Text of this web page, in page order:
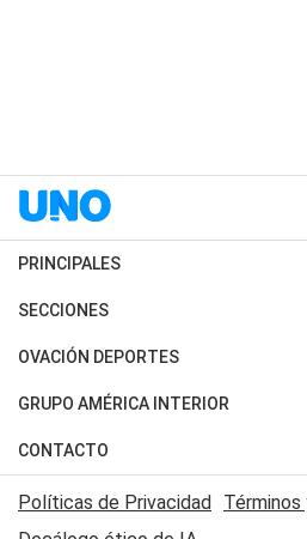
PRINCIPALES
Últimas Noticias
Política
Judiciales
Economia
SECCIONES
Horóscopo
Motores
Trucos caseros
Series y Películas
OVACIÓN DEPORTES
Fútbol
Mundial
Automovilismo
Rugby
GRUPO AMÉRICA INTERIOR
Canal 7 en Vivo
CONTACTO
Acerca de Nosotros
Contactanos
Políticas de Privacidad Términos